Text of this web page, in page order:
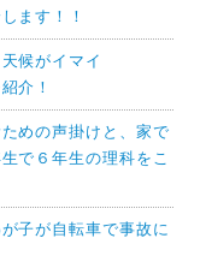
ます！！
候がイマイ
介！
めの声掛けと、家で
で６年生の理科をこ
子が自転車で事故に